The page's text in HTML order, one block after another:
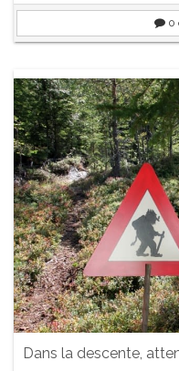
0
Dans la descente,